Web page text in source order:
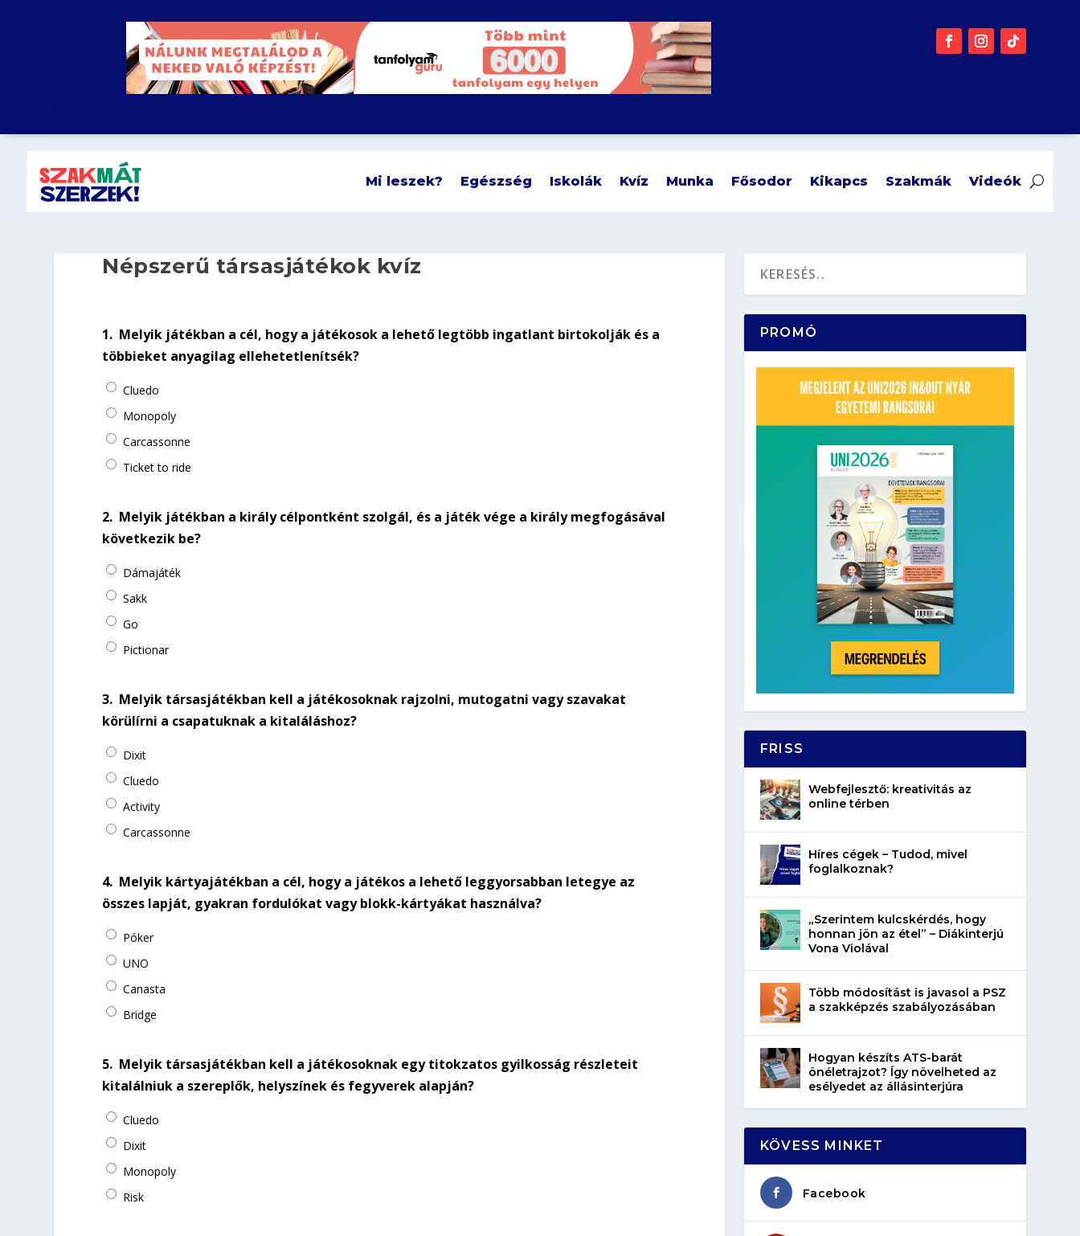
.
Mi leszek? Egészség Iskolák Kvíz Munka Fősodor Kikapcs Szakmák Videók
Népszerű társasjátékok kvíz
1. Melyik játékban a cél, hogy a játékosok a lehető legtöbb ingatlant birtokolják és a
többieket anyagilag ellehetetlenítsék?
Cluedo
Monopoly
Carcassonne
Ticket to ride
2. Melyik játékban a király célpontként szolgál, és a játék vége a király megfogásával
következik be?
Dámajáték
Sakk
Go
Pictionar
3. Melyik társasjátékban kell a játékosoknak rajzolni, mutogatni vagy szavakat
körülírni a csapatuknak a kitaláláshoz?
Dixit
Cluedo
Activity
Carcassonne
4. Melyik kártyajátékban a cél, hogy a játékos a lehető leggyorsabban letegye az
összes lapját, gyakran fordulókat vagy blokk-kártyákat használva?
Póker
UNO
Canasta
Bridge
5. Melyik társasjátékban kell a játékosoknak egy titokzatos gyilkosság részleteit
kitalálniuk a szereplők, helyszínek és fegyverek alapján?
Cluedo
Dixit
Monopoly
Risk
PROMÓ
FRISS
Webfejlesztő: kreativitás az
online térben
Híres cégek – Tudod, mivel
foglalkoznak?
„Szerintem kulcskérdés, hogy
honnan jön az étel” – Diákinterjú
Vona Violával
Több módosítást is javasol a PSZ
a szakképzés szabályozásában
Hogyan készíts ATS-barát
önéletrajzot? Így növelheted az
esélyedet az állásinterjúra
KÖVESS MINKET
Facebook